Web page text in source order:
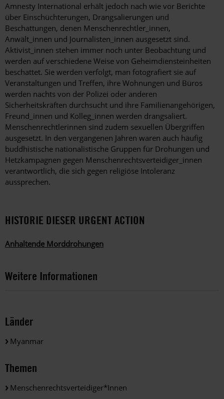
Amnesty International erhält jedoch nach wie vor Berichte
über Einschüchterungen, Drangsalierungen und
Beschattungen, denen Menschenrechtler_innen,
Anwält_innen und Journalisten_innen ausgesetzt sind.
Aktivist_innen stehen immer noch unter Beobachtung und
werden auf verschiedene Weise von Geheimdiensteinheiten
beschattet. Sie werden verfolgt, man fotografiert sie auf
Veranstaltungen und Treffen, ihre Wohnungen und Büros
werden nachts von der Polizei oder anderen
Sicherheitskräften durchsucht und ihre Familienangehörigen,
Freund_innen und Kolleg_innen werden drangsaliert.
Menschenrechtlerinnen sind zudem sexuellen Übergriffen
ausgesetzt. In den vergangenen Jahren waren auch häufig
buddhistische nationalistische Gruppen für Drohungen und
Hetzkampagnen gegen Menschenrechtsverteidiger_innen
verantwortlich, die sich gegen religiöse Intoleranz
aussprechen.
HISTORIE DIESER URGENT ACTION
Anhaltende Morddrohungen
Weitere Informationen
Länder
Myanmar
Themen
Menschenrechtsverteidiger*innen